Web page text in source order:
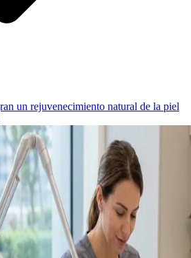
un rejuvenecimiento natural de la piel